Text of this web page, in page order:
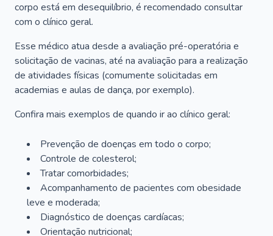
corpo está em desequilíbrio, é recomendado consultar
com o clínico geral.
Esse médico atua desde a avaliação pré-operatória e
solicitação de vacinas, até na avaliação para a realização
de atividades físicas (comumente solicitadas em
academias e aulas de dança, por exemplo).
Confira mais exemplos de quando ir ao clínico geral:
Prevenção de doenças em todo o corpo;
Controle de colesterol;
Tratar comorbidades;
Acompanhamento de pacientes com obesidade
leve e moderada;
Diagnóstico de doenças cardíacas;
Orientação nutricional;